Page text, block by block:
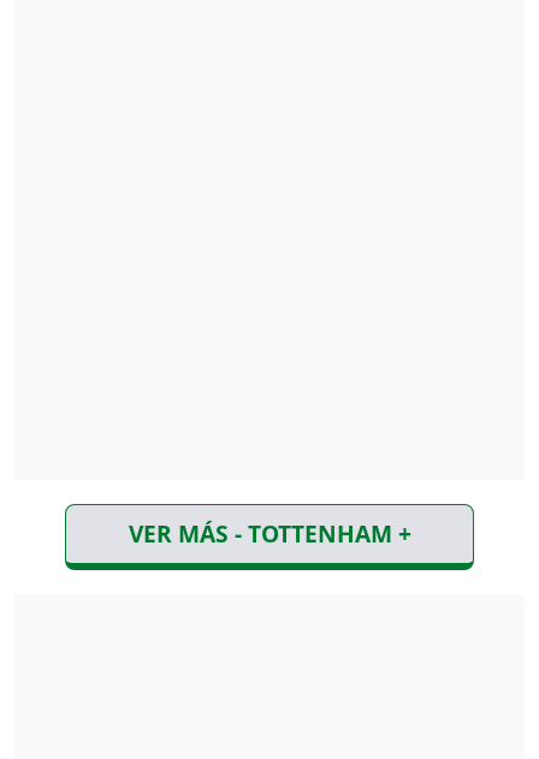
VER MÁS - TOTTENHAM +